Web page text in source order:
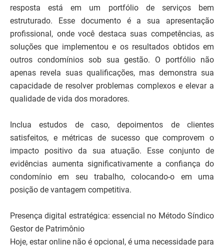
resposta está em um portfólio de serviços bem
estruturado. Esse documento é a sua apresentação
profissional, onde você destaca suas competências, as
soluções que implementou e os resultados obtidos em
outros condomínios sob sua gestão. O portfólio não
apenas revela suas qualificações, mas demonstra sua
capacidade de resolver problemas complexos e elevar a
qualidade de vida dos moradores.
Inclua estudos de caso, depoimentos de clientes
satisfeitos, e métricas de sucesso que comprovem o
impacto positivo da sua atuação. Esse conjunto de
evidências aumenta significativamente a confiança do
condomínio em seu trabalho, colocando-o em uma
posição de vantagem competitiva.
Presença digital estratégica: essencial no Método Síndico
Gestor de Patrimônio
Hoje, estar online não é opcional, é uma necessidade para